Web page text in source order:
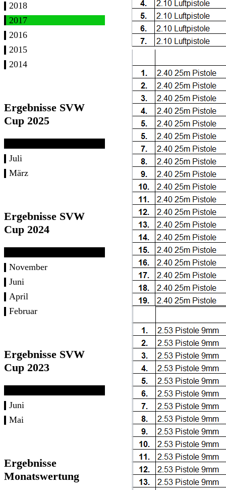
2018
2017
2016
2015
2014
Ergebnisse SVW
Cup 2025
Juli
März
Ergebnisse SVW
Cup 2024
November
Juni
April
Februar
Ergebnisse SVW
Cup 2023
Juni
Mai
Ergebnisse
Monatswertung